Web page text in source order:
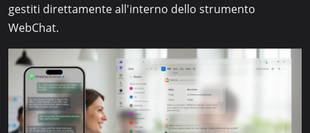
gestiti direttamente all'interno dello strumento
WebChat.